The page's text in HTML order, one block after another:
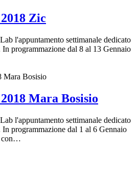
Zic
l'appuntamento settimanale dedicato
programmazione dal 8 al 13 Gennaio
Mara Bosisio
l'appuntamento settimanale dedicato
programmazione dal 1 al 6 Gennaio
…